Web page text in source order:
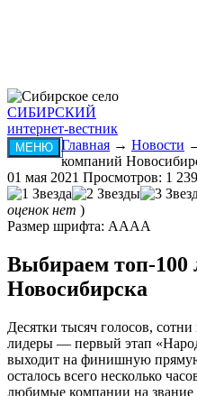
СИБИРСКИЙ
интернет-вестник
МЕНЮ Главная → Новости
компаний
01 мая 2021 Просмотров: 1 239
оценок нет )
Размер шрифта: AAAA
Выбираем топ-
Новосибирска
Десятки тысяч голосов,
лидеры — первый этап
выходит на финишную
осталось всего несколько
любимые компании на звание